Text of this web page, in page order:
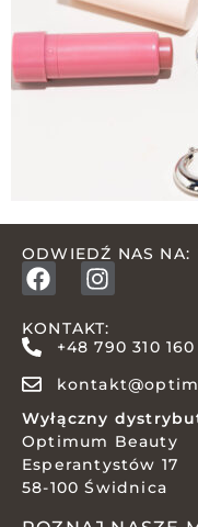
ODWIEDŹ NAS NA:
KONTAKT:
+48 790 310 160
Wyłączny
Optimum Beauty
Esperantystów 17
58-100 Świdnica